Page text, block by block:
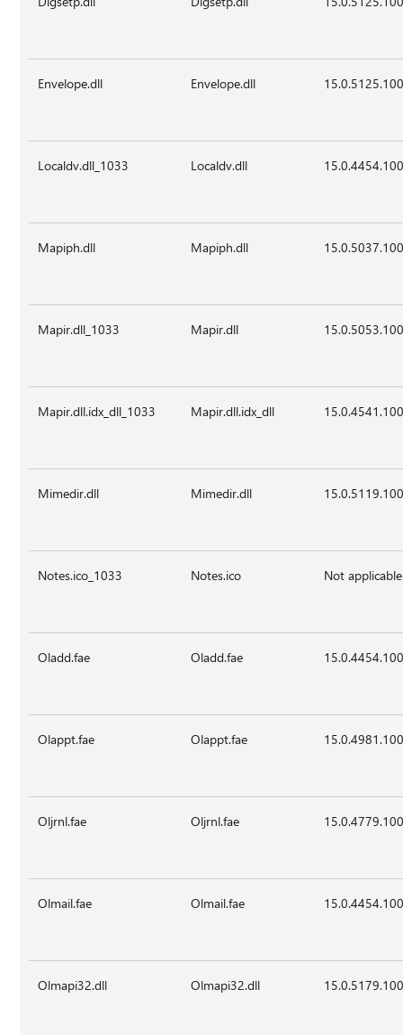
Envelope.dll Envelope.dll
Localdv.dll_1033 Localdv.dll
Mapiph.dll Mapiph.dll
Mapir.dll_1033 Mapir.dll
Mapir.dll.idx_dll_1033 Mapir.dll.idx_dll
Mimedir.dll Mimedir.dll
Notes.ico_1033 Notes.ico Not applicable
Oladd.fae Oladd.fae
Olappt.fae Olappt.fae
Oljrnl.fae Oljrnl.fae
Olmail.fae Olmail.fae
Olmapi32.dll Olmapi32.dll